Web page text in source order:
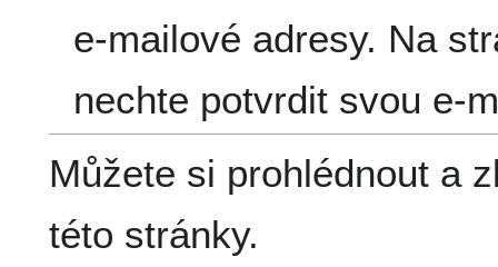
e-mailové adresy. Na
nechte potvrdit svou e-
Můžete si prohlédnout a
této stránky.